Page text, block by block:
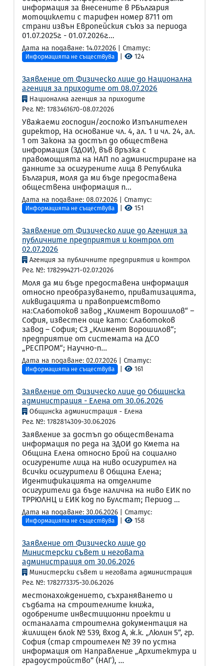
информация за внесените в РБългария
мотоциклети с тарифен номер 8711 от
страни извън Европейския съюз за периода
01.07.2025г. - 01.07.2026г....
Дата на подаване: 14.07.2026 | Статус:
Информацията не съществува 124
Заявление от Физическо лице до Национална
агенция за приходите от 08.07.2026
Национална агенция за приходите
Рег. №: 1783461670-08.07.2026
Уважаеми господин/госпожо Изпълнителен
директор, На основание чл. 4, ал. 1 и чл. 24, ал.
1 от Закона за достъп до обществена
информация (ЗДОИ), във връзка с
правомощията на НАП по администриране на
данните за осигурените лица в Република
България, моля да ми бъде предоставена
обществена информация п...
Дата на подаване: 08.07.2026 | Статус:
Информацията не съществува 151
Заявление от Физическо лице до Агенция за
публичните предприятия и контрол от
02.07.2026
Агенция за публичните предприятия и контрол
Рег. №: 1782994271-02.07.2026
Моля да ми бъде предоставена информация
относно преобразуването, приватизацията,
ликвидацията и правоприемството
на:Слаботоков завод „Климент Ворошилов“ –
София, известен още като: Слаботоков
завод – София; СЗ „Климент Ворошилов“;
предприятие от системата на ДСО
„РЕСПРОМ“; Научно-п...
Дата на подаване: 02.07.2026 | Статус:
Информацията не съществува 161
Заявление от Физическо лице до Общинска
администрация - Елена от 30.06.2026
Общинска администрация - Елена
Рег. №: 1782814309-30.06.2026
Заявление за достъп до обществената
информация по реда на ЗДОИ до Кмета на
Община Елена относно Брой на социално
осигурените лица на ниво осигурител на
всички осигурители в Община Елена;
Идентификацията на отделните
осигурители да бъде налична на ниво ЕИК по
ТРРЮЛНЦ и ЕИК код по Булстат; Период ...
Дата на подаване: 30.06.2026 | Статус:
Информацията не съществува 158
Заявление от Физическо лице до
Министерски съвет и неговата
администрация от 30.06.2026
Министерски съвет и неговата администрация
Рег. №: 1782773375-30.06.2026
местонахождението, съхраняването и
съдбата на строителните книжа,
одобрените инвестиционни проекти и
останалата строителна документация на
жилищен блок № 539, вход А, ж.к. „Люлин 5“, гр.
София (стар строителен № 39 по устна
информация от Направление „Архитектура и
градоустройство“ (НАГ), ...